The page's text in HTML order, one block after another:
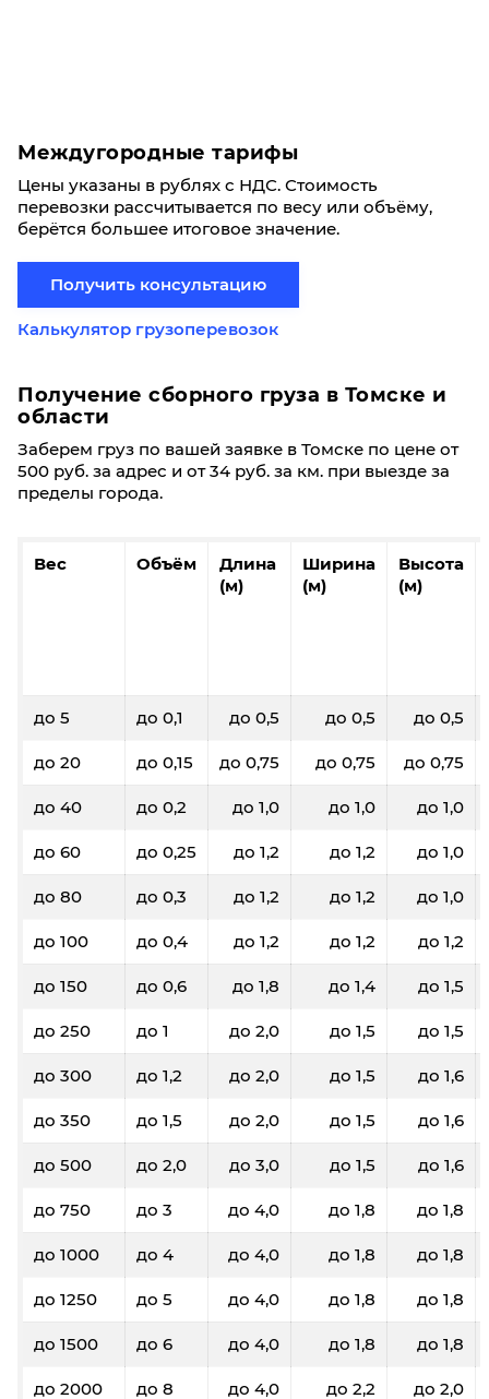
Междугородные тарифы
Цены указаны в рублях с НДС. Стоимость
перевозки рассчитывается по весу или объёму,
берётся большее итоговое значение.
Получить консультацию
Калькулятор грузоперевозок
Получение сборного груза в Томске и
области
Заберем груз по вашей заявке в Томске по цене от
500 руб. за адрес и от 34 руб. за км. при выезде за
пределы города.
Вес Объём
Длина
(м)
Ширина
(м)
Высота
(м)
до 5 до 0,1 до 0,5 до 0,5 до 0,5
до 20 до 0,15 до 0,75 до 0,75 до 0,75
до 40 до 0,2 до 1,0 до 1,0 до 1,0
до 60 до 0,25 до 1,2 до 1,2 до 1,0
до 80 до 0,3 до 1,2 до 1,2 до 1,0
до 100 до 0,4 до 1,2 до 1,2 до 1,2
до 150 до 0,6 до 1,8 до 1,4 до 1,5
до 250 до 1 до 2,0 до 1,5 до 1,5
до 300 до 1,2 до 2,0 до 1,5 до 1,6
до 350 до 1,5 до 2,0 до 1,5 до 1,6
до 500 до 2,0 до 3,0 до 1,5 до 1,6
до 750 до 3 до 4,0 до 1,8 до 1,8
до 1000 до 4 до 4,0 до 1,8 до 1,8
до 1250 до 5 до 4,0 до 1,8 до 1,8
до 1500 до 6 до 4,0 до 1,8 до 1,8
до 2000 до 8 до 4,0 до 2,2 до 2,0